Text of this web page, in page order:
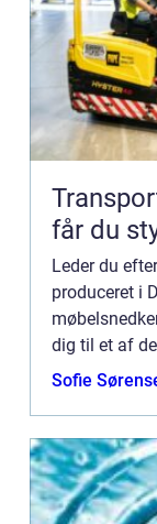
får du
Leder du
produceret i
dig til et af
er aldrig helt
Sofie